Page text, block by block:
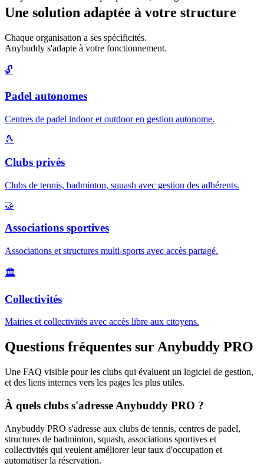
Une solution adaptée à votre structure
Chaque organisation a ses spécificités.
Anybuddy s'adapte à votre fonctionnement.
🔓
Padel autonomes
Centres de padel indoor et outdoor en gestion autonome.
🎾
Clubs privés
Clubs de tennis, badminton, squash avec gestion des adhérents.
🤝
Associations sportives
Associations et structures multi-sports avec accès partagé.
🏛️
Collectivités
Mairies et collectivités avec accès libre aux citoyens.
Questions fréquentes sur Anybuddy PRO
Une FAQ visible pour les clubs qui évaluent un logiciel de gestion,
et des liens internes vers les pages les plus utiles.
À quels clubs s'adresse Anybuddy PRO ?
Anybuddy PRO s'adresse aux clubs de tennis, centres de padel,
structures de badminton, squash, associations sportives et
collectivités qui veulent améliorer leur taux d'occupation et
automatiser la réservation.